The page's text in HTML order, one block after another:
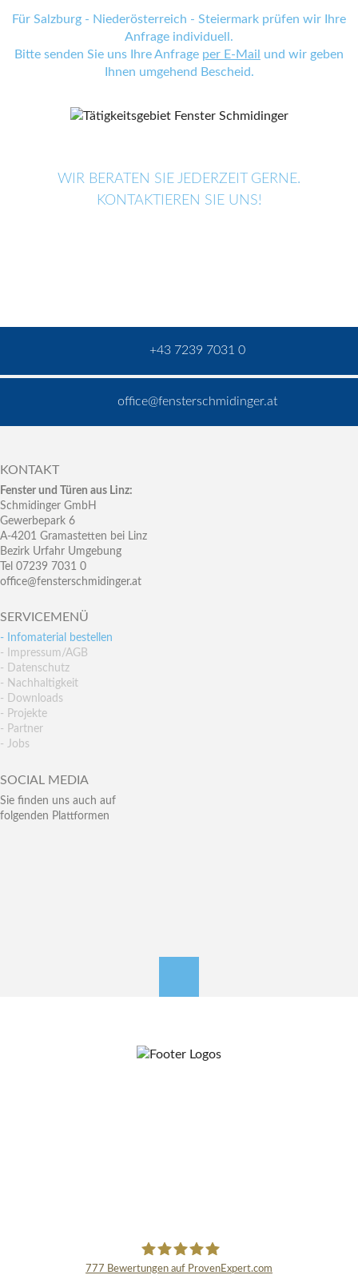
Für Salzburg - Niederösterreich - Steiermark prüfen wir Ihre
Anfrage individuell.
Bitte senden Sie uns Ihre Anfrage per E-Mail
und wir geben
Ihnen umgehend Bescheid.
WIR BERATEN SIE JEDERZEIT GERNE.
KONTAKTIEREN SIE UNS!
+43 7239 7031 0
office@fensterschmidinger.at
KONTAKT
Fenster und Türen aus Linz:
Schmidinger GmbH
Gewerbepark 6
A-4201 Gramastetten bei Linz
Bezirk Urfahr Umgebung
Tel 07239 7031 0
office@fensterschmidinger.at
SERVICEMENÜ
- Infomaterial bestellen
- Impressum/AGB
- Datenschutz
- Nachhaltigkeit
- Downloads
- Projekte
- Partner
- Jobs
SOCIAL MEDIA
Sie finden uns auch auf
folgenden Plattformen
777 Bewertungen auf ProvenExpert.com